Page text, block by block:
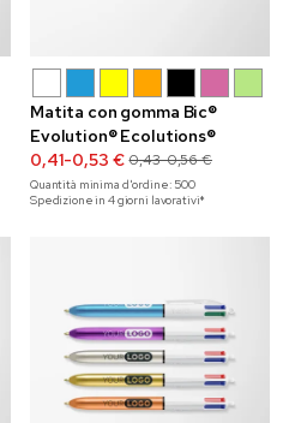
Matita con gomma Bic®
Evolution® Ecolutions®
0,41-0,53 € 0,43-0,56 €
Quantità minima d'ordine: 500
Spedizione in 4 giorni lavorativi*